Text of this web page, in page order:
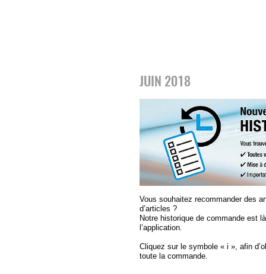
JUIN 2018
Vous souhaitez recommander des
d’articles ?
Notre historique de commande est
l’application.
Cliquez sur le symbole « i », afin
toute la commande.